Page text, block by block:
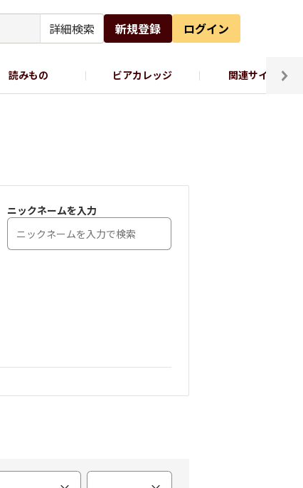
詳細検索 新規登録 ログイン
読みもの ビアカレッジ 関連サイト
ニックネームを入力